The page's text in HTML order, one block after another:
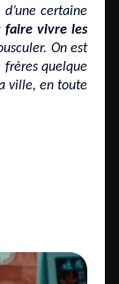
certaine
faire vivre les
On est
frères quelque
ville, en toute